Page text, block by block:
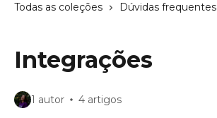
Todas as coleções Dúvidas frequentes
Integrações
1 autor 4 artigos